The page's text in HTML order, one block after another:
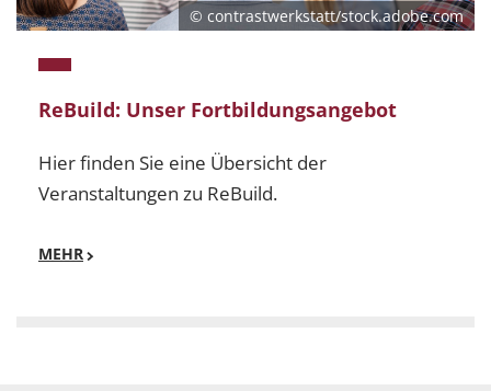
© contrastwerkstatt/stock.adobe.com
ReBuild: Unser Fortbildungsangebot
Hier finden Sie eine Übersicht der
Veranstaltungen zu ReBuild.
MEHR